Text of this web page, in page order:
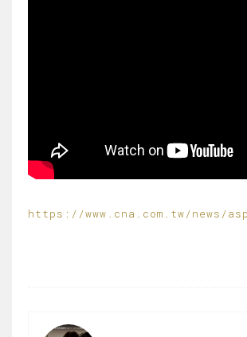
https://www.cna.com.tw/news/